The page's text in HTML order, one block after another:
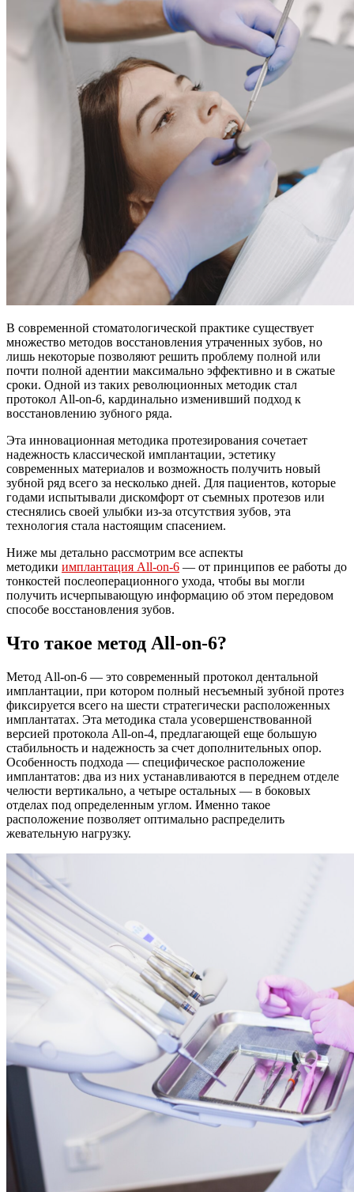
В современной стоматологической практике существует
множество методов восстановления утраченных зубов, но
лишь некоторые позволяют решить проблему полной или
почти полной адентии максимально эффективно и в сжатые
сроки. Одной из таких революционных методик стал
протокол All-on-6, кардинально изменивший подход к
восстановлению зубного ряда.
Эта инновационная методика протезирования сочетает
надежность классической имплантации, эстетику
современных материалов и возможность получить новый
зубной ряд всего за несколько дней. Для пациентов, которые
годами испытывали дискомфорт от съемных протезов или
стеснялись своей улыбки из-за отсутствия зубов, эта
технология стала настоящим спасением.
Ниже мы детально рассмотрим все аспекты
методики имплантация All-on-6 — от принципов ее работы до
тонкостей послеоперационного ухода, чтобы вы могли
получить исчерпывающую информацию об этом передовом
способе восстановления зубов.
Что такое метод All-on-6?
Метод All-on-6 — это современный протокол дентальной
имплантации, при котором полный несъемный зубной протез
фиксируется всего на шести стратегически расположенных
имплантатах. Эта методика стала усовершенствованной
версией протокола All-on-4, предлагающей еще большую
стабильность и надежность за счет дополнительных опор.
Особенность подхода — специфическое расположение
имплантатов: два из них устанавливаются в переднем отделе
челюсти вертикально, а четыре остальных — в боковых
отделах под определенным углом. Именно такое
расположение позволяет оптимально распределить
жевательную нагрузку.